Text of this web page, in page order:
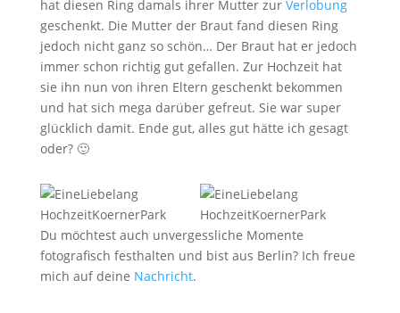
hat diesen Ring damals ihrer Mutter zur Verlobung
geschenkt. Die Mutter der Braut fand diesen Ring
jedoch nicht ganz so schön… Der Braut hat er jedoch
immer schon richtig gut gefallen. Zur Hochzeit hat
sie ihn nun von ihren Eltern geschenkt bekommen
und hat sich mega darüber gefreut. Sie war super
glücklich damit. Ende gut, alles gut hätte ich gesagt
oder? 🙂
Du möchtest auch unvergessliche Momente
fotografisch festhalten und bist aus Berlin? Ich freue
mich auf deine Nachricht.